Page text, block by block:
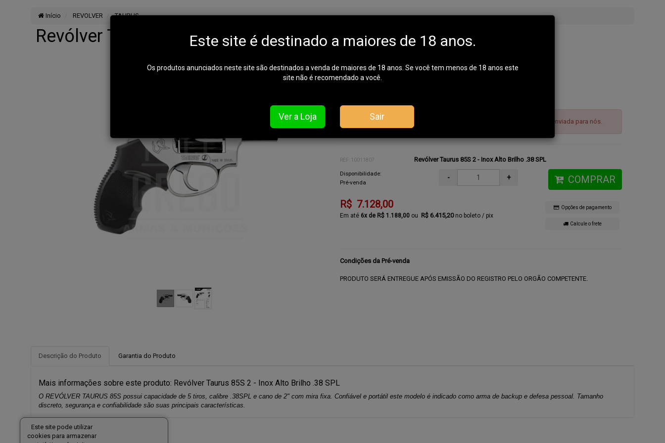
Início REVOLVER TAURUS
Revólver Taurus 85S 2 - Inox Alto Brilho .38 SPL
PARA FECHAMENTO DO PEDIDO, ENTRAR EM CONTATO CONOSCO:
Para a compra deste produto o AUTORIZAÇÃO DE COMPRA deverá ser enviada para nós.
REF: 10011807 Revólver Taurus 85S 2 - Inox Alto Brilho .38 SPL
Disponibilidade:
Pré-venda
- + COMPRAR
R$ 7.128,00
6x de R$ 1.188,00 R$ 6.415,20 no boleto / pix
Opções de pagamento
Calcule o frete
Condições da Pré-venda
PRODUTO SERÁ ENTREGUE APÓS EMISSÃO DO REGISTRO PELO ORGÃO COMPETENTE.
Descrição do Produto Garantia do Produto
Mais informações sobre este produto: Revólver Taurus 85S 2 - Inox Alto Brilho .38 SPL
O REVÓLVER TAURUS 85S possui capacidade de 5 tiros, calibre .38SPL e cano de 2" com mira fixa. Confiável e portátil este modelo é indicado como arma de backup e defesa pessoal. Tamanho
discreto, segurança e confiabilidade são suas principais características.
Este site é destinado a maiores de 18 anos.
Os produtos anunciados neste site são destinados a venda de maiores de 18 anos. Se você tem menos de 18 anos este
site não é recomendado a você.
Ver a Loja Sair
Este site pode utilizar
cookies para armazenar